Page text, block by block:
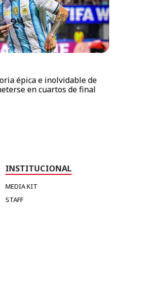
épica e inolvidable de
en cuartos de final
INSTITUCIONAL
MEDIA KIT
STAFF